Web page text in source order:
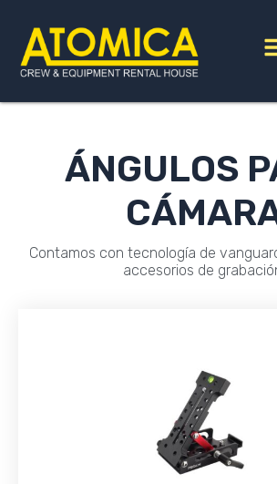
contenido
ÁNGULOS
Contamos con tecnología de
accesorios de